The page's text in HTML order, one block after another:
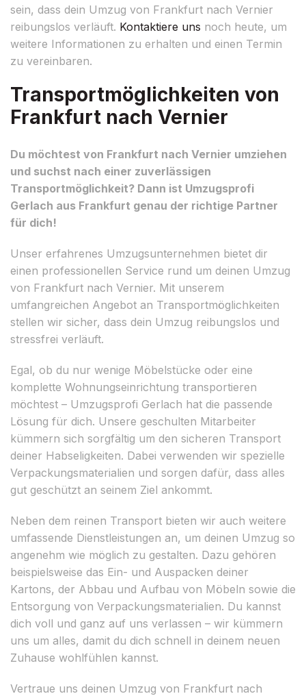
sein, dass dein Umzug von Frankfurt nach Vernier
reibungslos verläuft. Kontaktiere uns noch heute, um
weitere Informationen zu erhalten und einen Termin
zu vereinbaren.
Transportmöglichkeiten von
Frankfurt nach Vernier
Du möchtest von Frankfurt nach Vernier umziehen
und suchst nach einer zuverlässigen
Transportmöglichkeit? Dann ist Umzugsprofi
Gerlach aus Frankfurt genau der richtige Partner
für dich!
Unser erfahrenes Umzugsunternehmen bietet dir
einen professionellen Service rund um deinen Umzug
von Frankfurt nach Vernier. Mit unserem
umfangreichen Angebot an Transportmöglichkeiten
stellen wir sicher, dass dein Umzug reibungslos und
stressfrei verläuft.
Egal, ob du nur wenige Möbelstücke oder eine
komplette Wohnungseinrichtung transportieren
möchtest – Umzugsprofi Gerlach hat die passende
Lösung für dich. Unsere geschulten Mitarbeiter
kümmern sich sorgfältig um den sicheren Transport
deiner Habseligkeiten. Dabei verwenden wir spezielle
Verpackungsmaterialien und sorgen dafür, dass alles
gut geschützt an seinem Ziel ankommt.
Neben dem reinen Transport bieten wir auch weitere
umfassende Dienstleistungen an, um deinen Umzug so
angenehm wie möglich zu gestalten. Dazu gehören
beispielsweise das Ein- und Auspacken deiner
Kartons, der Abbau und Aufbau von Möbeln sowie die
Entsorgung von Verpackungsmaterialien. Du kannst
dich voll und ganz auf uns verlassen – wir kümmern
uns um alles, damit du dich schnell in deinem neuen
Zuhause wohlfühlen kannst.
Vertraue uns deinen Umzug von Frankfurt nach